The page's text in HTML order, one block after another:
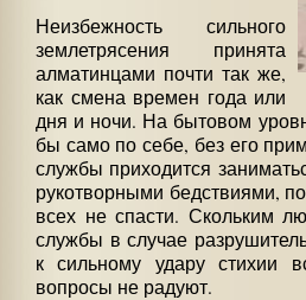
Неизбежность сильного
землетрясения принята
алматинцами почти так же,
как смена времен года или
дня и ночи. На бытовом
бы само по себе, без его
службы приходится
рукотворными бедствиями,
всех не спасти. Скольким
службы в случае
к сильному удару стихии
вопросы не радуют.